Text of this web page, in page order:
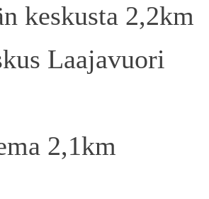
keskusta 2,2km
Laajavuori
2,1km